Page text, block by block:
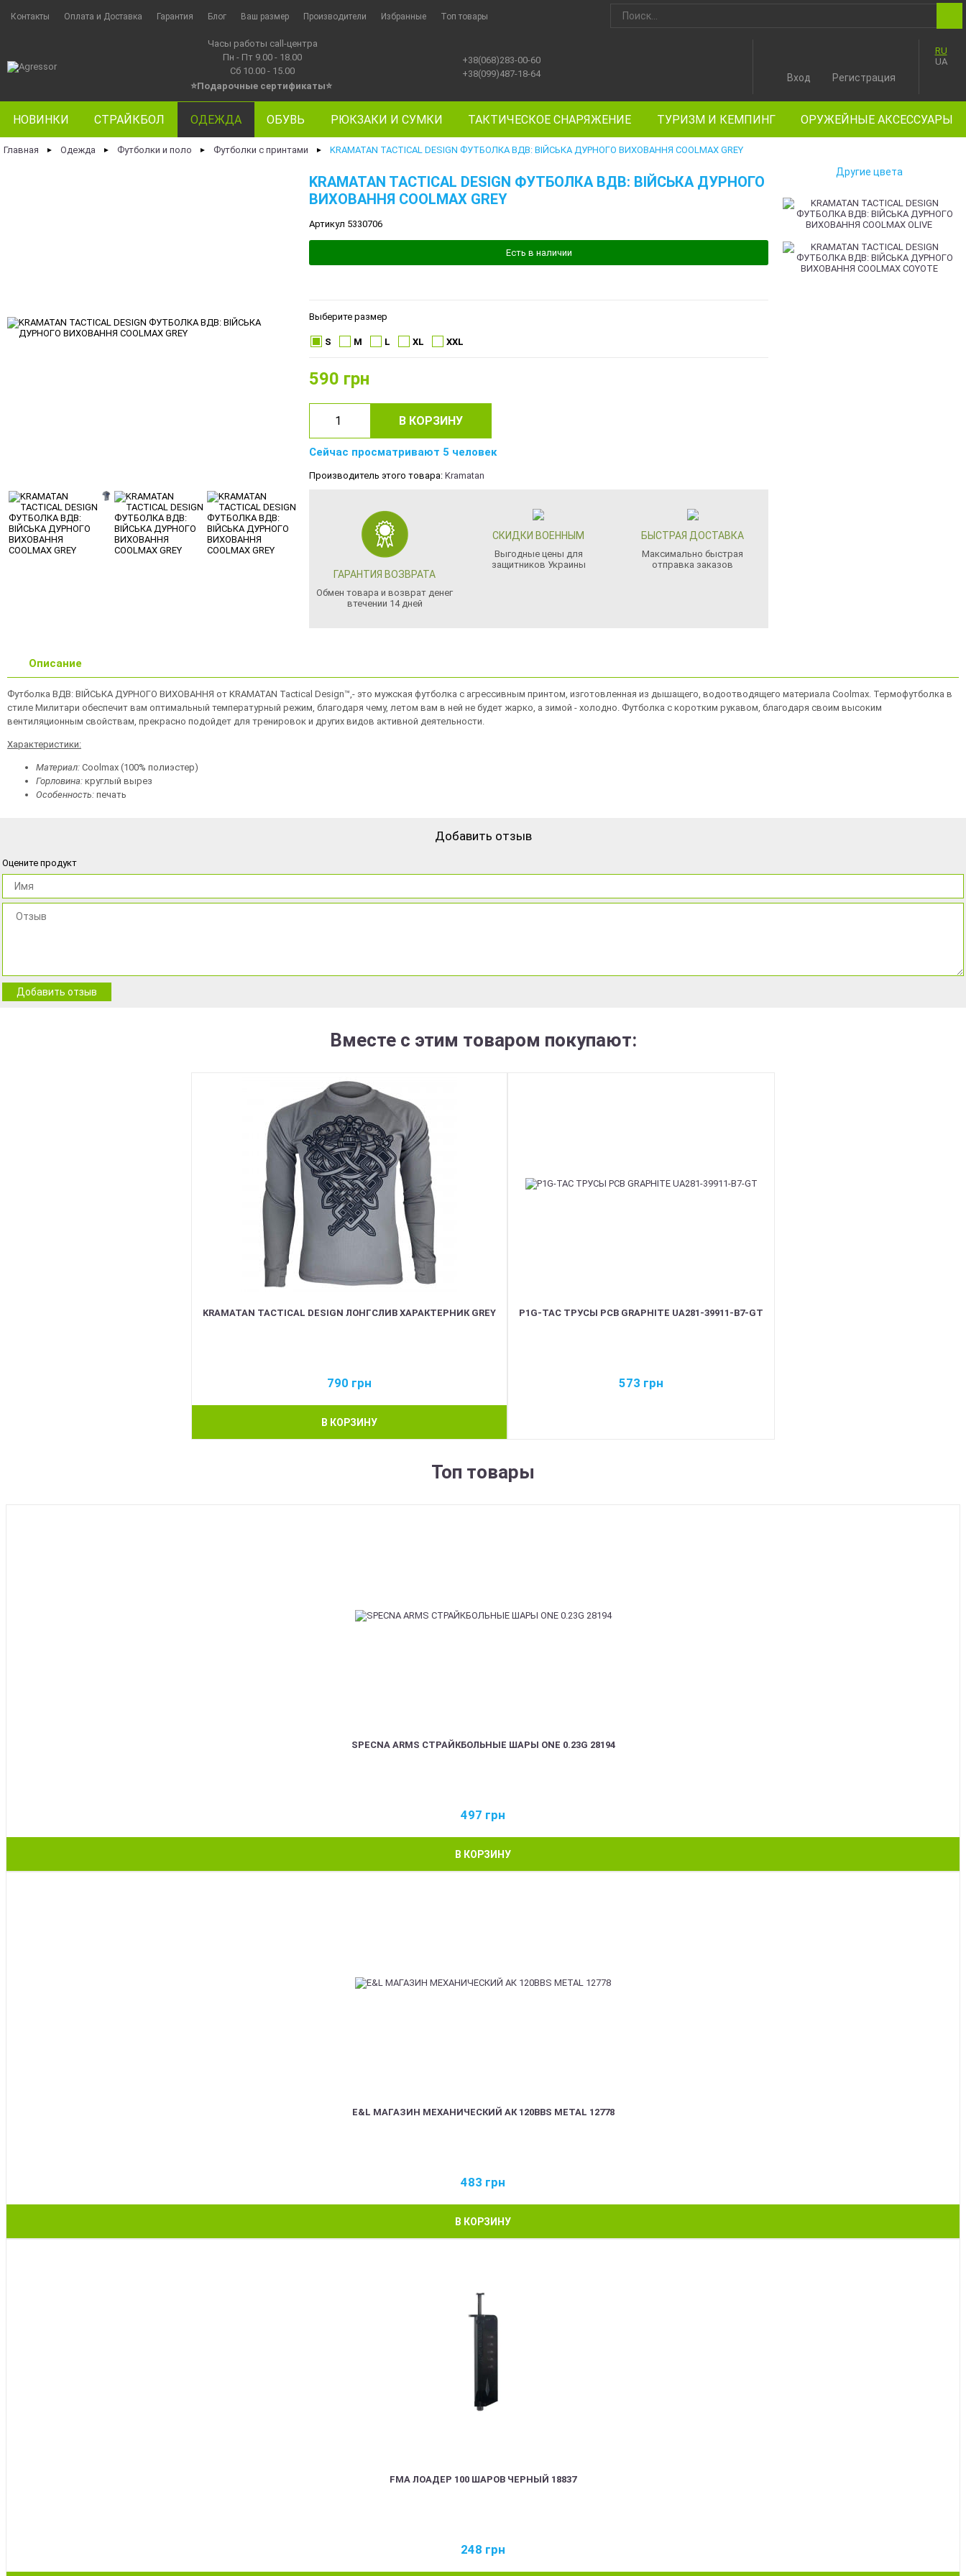
Контакты Оплата и Доставка Гарантия Блог Ваш размер Производители Избранные Топ товары
Часы работы call-центра
Пн - Пт 9.00 - 18.00
Сб 10.00 - 15.00
⭐Подарочные сертификаты⭐
+38(068)283-00-60
+38(099)487-18-64
RU
UA
Вход Регистрация
НОВИНКИ СТРАЙКБОЛ ОДЕЖДА ОБУВЬ РЮКЗАКИ И СУМКИ ТАКТИЧЕСКОЕ СНАРЯЖЕНИЕ ТУРИЗМ И КЕМПИНГ ОРУЖЕЙНЫЕ АКСЕССУАРЫ
Главная ► Одежда ► Футболки и поло ► Футболки с принтами ► KRAMATAN TACTICAL DESIGN ФУТБОЛКА ВДВ: ВІЙСЬКА ДУРНОГО ВИХОВАННЯ COOLMAX GREY
KRAMATAN TACTICAL DESIGN ФУТБОЛКА ВДВ: ВІЙСЬКА ДУРНОГО
ВИХОВАННЯ COOLMAX GREY
Артикул 5330706
Есть в наличии
Выберите размер
S M L XL XXL
590 грн
В КОРЗИНУ
Сейчас просматривают 5 человек
Производитель этого товара: Kramatan
ГАРАНТИЯ ВОЗВРАТА
Обмен товара и возврат денег
втечении 14 дней
СКИДКИ ВОЕННЫМ
Выгодные цены для
защитников Украины
БЫСТРАЯ ДОСТАВКА
Максимально быстрая
отправка заказов
Другие цвета
Описание
Футболка ВДВ: ВІЙСЬКА ДУРНОГО ВИХОВАННЯ от KRAMATAN Tactical Design™,- это мужская футболка с агрессивным принтом, изготовленная из дышащего, водоотводящего материала Coolmax. Термофутболка в
стиле Милитари обеспечит вам оптимальный температурный режим, благодаря чему, летом вам в ней не будет жарко, а зимой - холодно. Футболка с коротким рукавом, благодаря своим высоким
вентиляционным свойствам, прекрасно подойдет для тренировок и других видов активной деятельности.
Характеристики:
Материал: Coolmax (100% полиэстер)
Горловина: круглый вырез
Особенность: печать
Добавить отзыв
Оцените продукт
Добавить отзыв
Вместе с этим товаром покупают:
KRAMATAN TACTICAL DESIGN ЛОНГСЛИВ ХАРАКТЕРНИК GREY
790 грн
В КОРЗИНУ
P1G-TAC ТРУСЫ PCB GRAPHITE UA281-39911-B7-GT
573 грн
Топ товары
SPECNA ARMS СТРАЙКБОЛЬНЫЕ ШАРЫ ONE 0.23G 28194
497 грн
В КОРЗИНУ
E&L МАГАЗИН МЕХАНИЧЕСКИЙ АК 120BBS METAL 12778
483 грн
В КОРЗИНУ
FMA ЛОАДЕР 100 ШАРОВ ЧЕРНЫЙ 18837
248 грн